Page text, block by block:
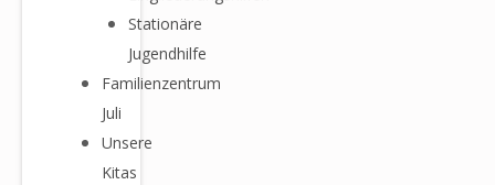
Stationäre
Jugendhilfe
Familienzentrum
Juli
Unsere
Kitas